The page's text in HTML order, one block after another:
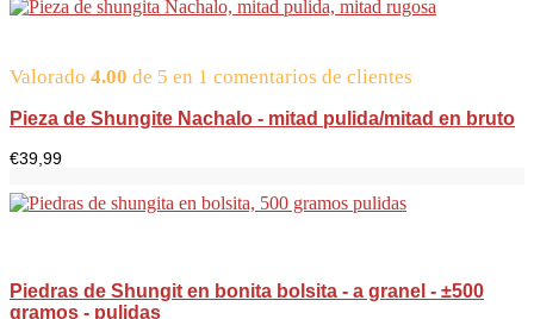
Valorado 4.00 de 5 en 1 comentarios de clientes
Pieza de Shungite Nachalo - mitad pulida/mitad en bruto
€39,99
Piedras de Shungit en bonita bolsita - a granel - ±500
gramos - pulidas